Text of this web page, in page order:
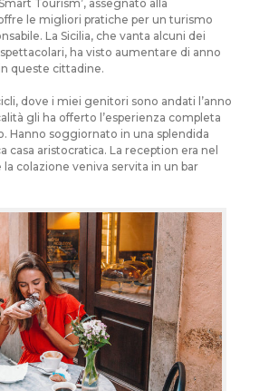
Tourism’, assegnato alla
le migliori pratiche per un turismo
La Sicilia, che vanta alcuni dei
ha visto aumentare di anno
queste cittadine.
dove i miei genitori sono andati l’anno
gli ha offerto l’esperienza completa
Hanno soggiornato in una splendida
casa aristocratica. La reception era nel
la colazione veniva servita in un bar